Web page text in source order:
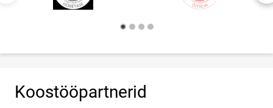
Koostööpartnerid